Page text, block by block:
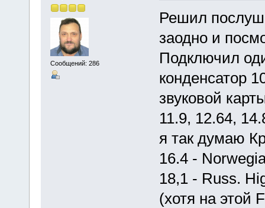
Сообщений: 286
Решил
заодно и
Подключил
конденсатор
звуковой
11.9, 12.64,
я так думаю
16.4 -
18,1 - Russ.
(хотя на этой